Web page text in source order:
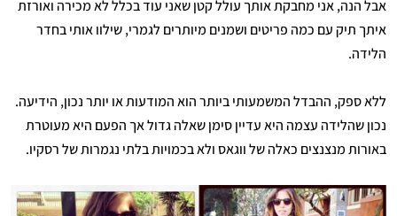
אבל הנה, אני מחבקת אותך עולל קטן שאני עוד בכלל לא מכירה ואורזת
איתך תיק עם כמה פריטים ושמנים מיותרים לגמרי, שילוו אותי בחדר
הלידה.
ללא ספק, ההבדל המשמעותי ביותר הוא המודעות או יותר נכון, הידיעה.
נכון שהלידה עצמה היא עדיין סימן שאלה גדול אך הפעם היא מעוטרת
באורות מנצנצים כאלה של ווגאס ולא בכמויות בלתי נגמרות של רסקיו.